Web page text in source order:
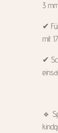
3
✔
mit
✔
🔹